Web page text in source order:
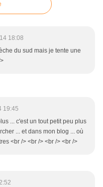
18:08
du sud mais je tente une
19:45
... c'est un tout petit peu plus
... et dans mon blog ... où
<br /> <br /> <br /> <br />